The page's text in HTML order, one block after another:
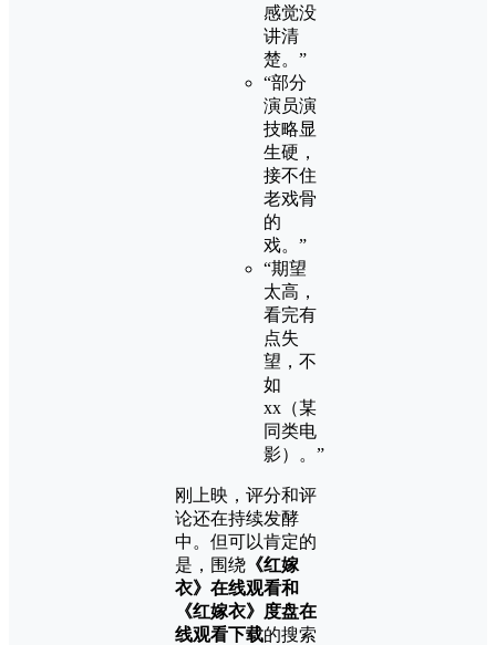
感觉没
讲清
楚。”
“部分
演员演
技略显
生硬，
接不住
老戏骨
的
戏。”
“期望
太高，
看完有
点失
望，不
如
xx（某
同类电
影）。”
刚上映，评分和评
论还在持续发酵
中。但可以肯定的
是，围绕 《红嫁
衣》在线观看和
《红嫁衣》度盘在
线观看下载的搜索